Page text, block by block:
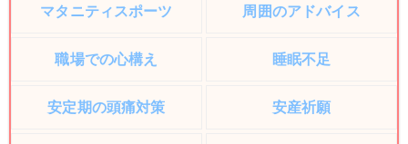
マタニティスポーツ 周囲のアドバイス
職場での心構え 睡眠不足
安定期の頭痛対策 安産祈願